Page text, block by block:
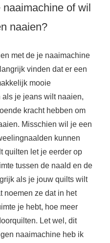
of wil
naaien?
met de je naaimachine
vinden dat er een
mooie
als je jeans wilt naaien,
kracht hebben om
Misschien wil je een
kunnen
quilten let je eerder op
tussen de naald en de
als je jouw quilts wilt
noemen ze dat in het
je hebt, hoe meer
Let wel, dit
naaimachine heb ik